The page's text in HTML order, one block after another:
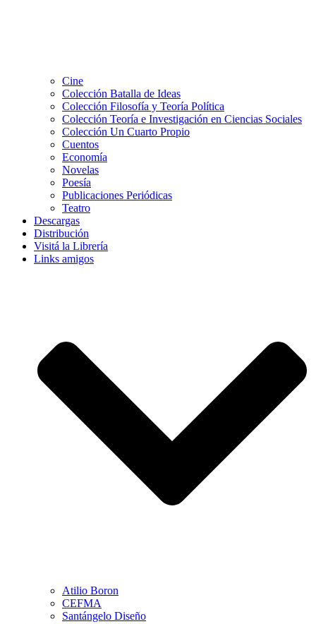
Cine
Colección Batalla de Ideas
Colección Filosofía y Teoría Política
Colección Teoría e Investigación en Ciencias Sociales
Colección Un Cuarto Propio
Cuentos
Economía
Novelas
Poesía
Publicaciones Periódicas
Teatro
Descargas
Distribución
Visitá la Librería
Links amigos
Atilio Boron
CEFMA
Santángelo Diseño